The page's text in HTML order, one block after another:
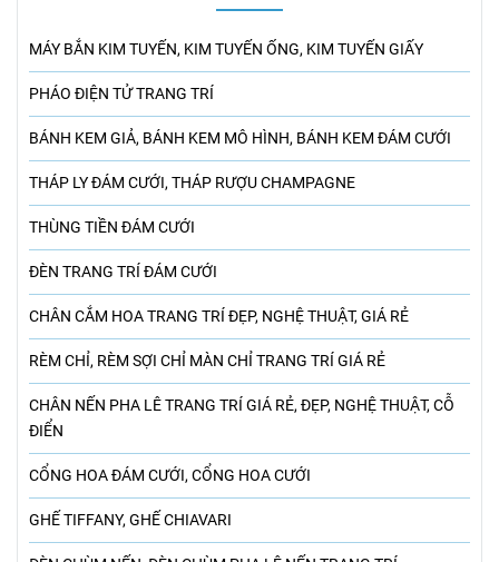
MÁY BẮN KIM TUYẾN, KIM TUYẾN ỐNG, KIM TUYẾN GIẤY
PHÁO ĐIỆN TỬ TRANG TRÍ
BÁNH KEM GIẢ, BÁNH KEM MÔ HÌNH, BÁNH KEM ĐÁM CƯỚI
THÁP LY ĐÁM CƯỚI, THÁP RƯỢU CHAMPAGNE
THÙNG TIỀN ĐÁM CƯỚI
ĐÈN TRANG TRÍ ĐÁM CƯỚI
CHÂN CẮM HOA TRANG TRÍ ĐẸP, NGHỆ THUẬT, GIÁ RẺ
RÈM CHỈ, RÈM SỢI CHỈ MÀN CHỈ TRANG TRÍ GIÁ RẺ
CHÂN NẾN PHA LÊ TRANG TRÍ GIÁ RẺ, ĐẸP, NGHỆ THUẬT, CỖ
ĐIỂN
CỔNG HOA ĐÁM CƯỚI, CỔNG HOA CƯỚI
GHẾ TIFFANY, GHẾ CHIAVARI